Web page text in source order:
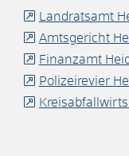
Landratsamt
Amtsgericht
Finanzamt
Polizeirevier